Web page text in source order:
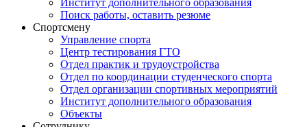
Институт дополнительного образования
Поиск работы, оставить резюме
Спортсмену
Управление спорта
Центр тестирования ГТО
Отдел практик и трудоустройства
Отдел по координации студенческого спорта
Отдел организации спортивных мероприятий
Институт дополнительного образования
Объекты